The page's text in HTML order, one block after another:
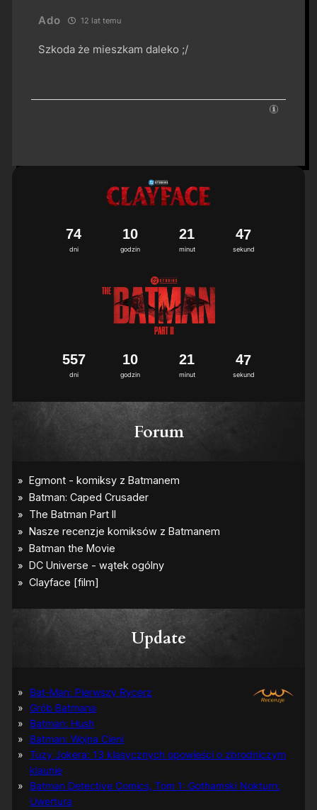
Ado 12 lat temu
Szkoda że mieszkam daleko ;/
dni
74
godzin
10
minut
21
sekund
46
7
dni
557
godzin
10
minut
21
sekund
46
7
Forum
Update
Bat-Man: Pierwszy Rycerz
Grób Batmana
Batman: Hush
Batman: Wojna Cieni
Tuzy Jokera: 13 klasycznych opowieści o zbrodniczym
klaunie
Batman Detective Comics, Tom 1: Gothamski Nokturn:
Uwertura